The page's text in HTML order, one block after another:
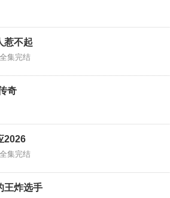
惹不起
全集完结
奇
2026
全集完结
王炸选手